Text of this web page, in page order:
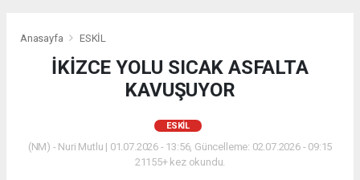
Anasayfa ESKİL
İKİZCE YOLU SICAK ASFALTA
KAVUŞUYOR
ESKİL
(NM) - Nuri Mutlu | 01.07.2026 - 13:56, Güncelleme: 02.07.2026 - 09:15
21155+ kez okundu.